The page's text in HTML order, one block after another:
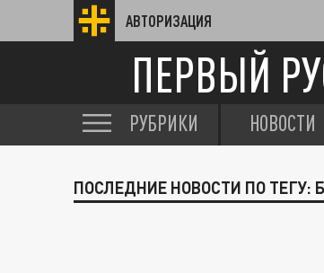
АВТОРИЗАЦИЯ
ПЕРВЫЙ
РУБРИКИ НОВОСТИ
ПОСЛЕДНИЕ НОВОСТИ ПО ТЕГУ: